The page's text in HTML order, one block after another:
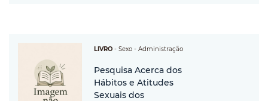
LIVRO - Sexo - Administração
Pesquisa Acerca dos
Hábitos e Atitudes
Sexuais dos